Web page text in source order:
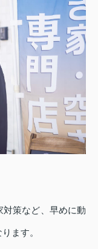
策など、早めに動
ます。